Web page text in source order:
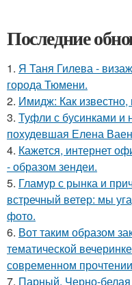
Последние
1. Я Таня Гилева -
города Тюмени.
2. Имидж: Как известно,
3. Туфли с бусинками и
похудевшая Елена
4. Кажется, интернет
- образом зендеи.
5. Гламур с рынка и
встречный ветер: мы
фото.
6. Вот таким образом
тематической
современном
7. Парный. Черно-